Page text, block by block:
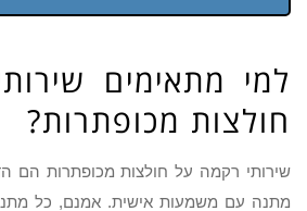
למי מתאימים
חולצות מכופתרות?
שירותי רקמה על חולצות מכופתרות הם
מתנה עם משמעות אישית. אמנם, כל